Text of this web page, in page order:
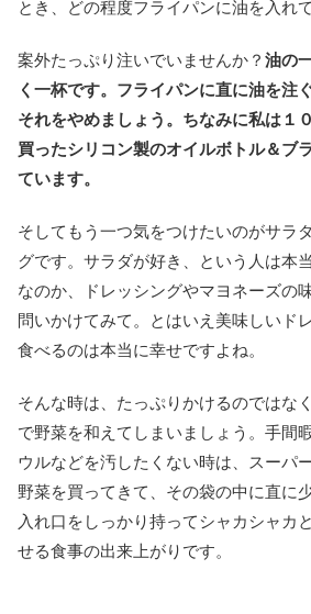
とき、どの程度フライパンに油を入れ
案外たっぷり注いでいませんか？ 油の
く一杯です。フライパンに直に油を注
それをやめましょう。ちなみに私は１
買ったシリコン製のオイルボトル＆ブ
ています。
そしてもう一つ気をつけたいのがサラ
グです。サラダが好き、という人は本
なのか、ドレッシングやマヨネーズの
問いかけてみて。とはいえ美味しいド
食べるのは本当に幸せですよね。
そんな時は、たっぷりかけるのではな
で野菜を和えてしまいましょう。手間
ウルなどを汚したくない時は、スーパ
野菜を買ってきて、その袋の中に直に
入れ口をしっかり持ってシャカシャカ
せる食事の出来上がりです。